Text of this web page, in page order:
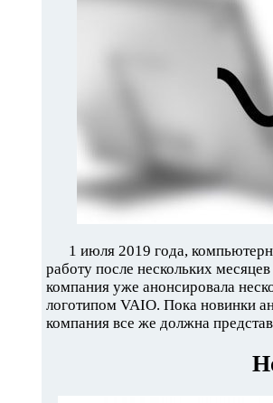
1 июля 2019 года,
работу после нескольких
компания уже анонсировала
логотипом VAIO. Пока новинки
компания все же должна